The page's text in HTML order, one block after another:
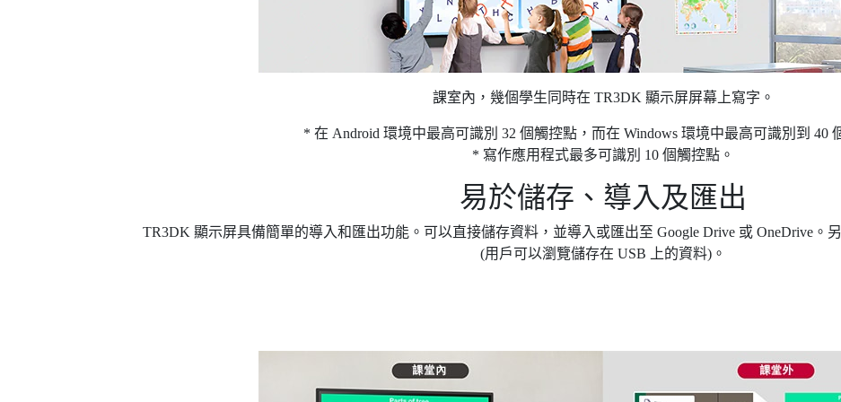
課室內，幾個學生同時在 TR3DK 顯示屏屏幕上寫字。
* 在 Android 環境中最高可識別 32 個觸控點，而在 Windows 環境中最高可識別到 40
* 寫作應用程式最多可識別 10 個觸控點。
易於儲存、導入及匯出
TR3DK 顯示屏具備簡單的導入和匯出功能。可以直接儲存資料，並導入或匯出至 Google Drive 或 OneDrive。
(用戶可以瀏覽儲存在 USB 上的資料)。